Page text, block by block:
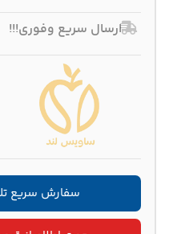
ارسال سریع وفوری!!!
سفارش سریع تلفنی: